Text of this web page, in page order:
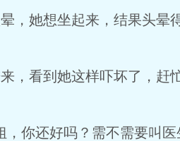
，她想坐起来，结果头晕
，看到她这样吓坏了，赶
，你还好吗？需不需要叫医